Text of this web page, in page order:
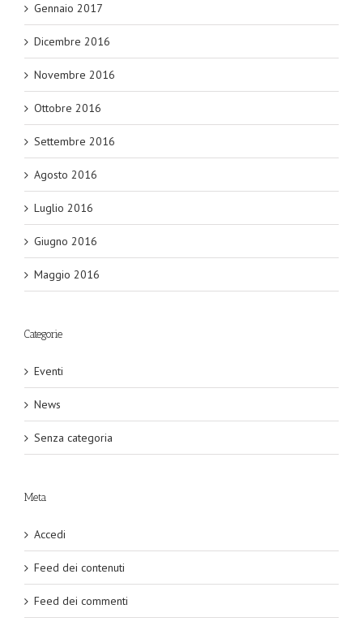
Gennaio 2017
Dicembre 2016
Novembre 2016
Ottobre 2016
Settembre 2016
Agosto 2016
Luglio 2016
Giugno 2016
Maggio 2016
Categorie
Eventi
News
Senza categoria
Meta
Accedi
Feed dei contenuti
Feed dei commenti